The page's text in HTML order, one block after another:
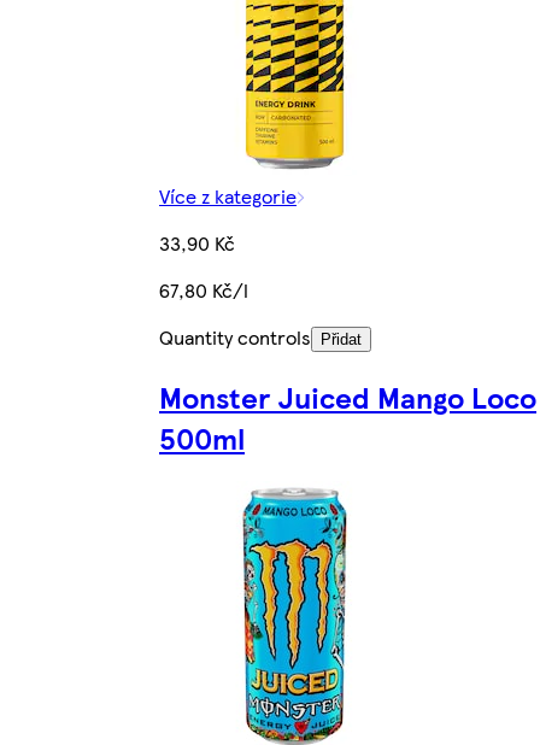
Více z kategorie
33,90 Kč
67,80 Kč/l
Quantity controls
Přidat
Monster Juiced Mango Loco
500ml